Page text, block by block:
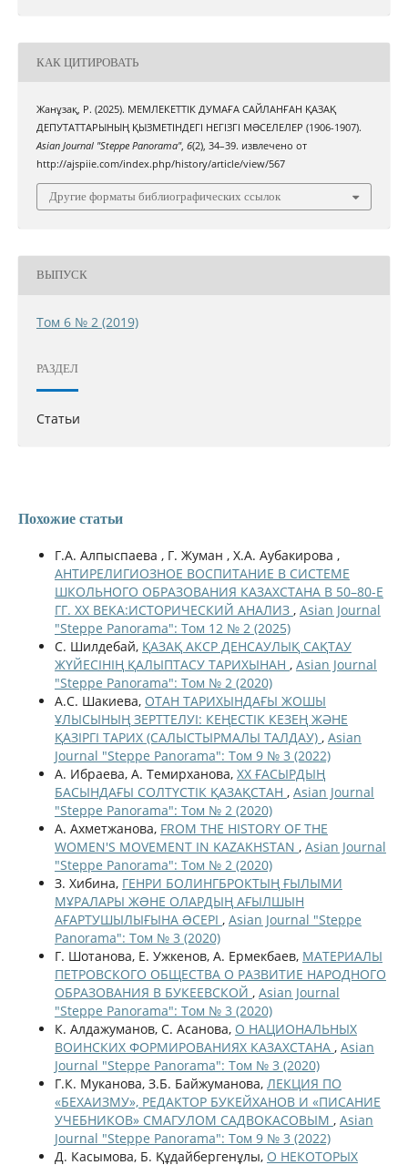
КАК ЦИТИРОВАТЬ
Жанұзақ, Р. (2025). МЕМЛЕКЕТТІК ДУМАҒА САЙЛАНҒАН ҚАЗАҚ
ДЕПУТАТТАРЫНЫҢ ҚЫЗМЕТІНДЕГІ НЕГІЗГІ МƏСЕЛЕЛЕР (1906-1907).
Asian Journal "Steppe Panorama", 6(2), 34–39. извлечено от
http://ajspiie.com/index.php/history/article/view/567
Другие форматы библиографических ссылок
ВЫПУСК
Том 6 № 2 (2019)
РАЗДЕЛ
Статьи
Похожие статьи
Г.А. Алпыспаева , Г. Жуман , Х.А. Аубакирова ,
АНТИРЕЛИГИОЗНОЕ ВОСПИТАНИЕ В СИСТЕМЕ
ШКОЛЬНОГО ОБРАЗОВАНИЯ КАЗАХСТАНА В 50–80-Е
ГГ. ХХ ВЕКА:ИСТОРИЧЕСКИЙ АНАЛИЗ , Asian Journal
"Steppe Panorama": Том 12 № 2 (2025)
С. Шилдебай, ҚАЗАҚ АКСР ДЕНСАУЛЫҚ САҚТАУ
ЖҮЙЕСІНІҢ ҚАЛЫПТАСУ ТАРИХЫНАН , Asian Journal
"Steppe Panorama": Том № 2 (2020)
А.С. Шакиева, ОТАН ТАРИХЫНДАҒЫ ЖОШЫ
ҰЛЫСЫНЫҢ ЗЕРТТЕЛУІ: КЕҢЕСТІК КЕЗЕҢ ЖӘНЕ
ҚАЗІРГІ ТАРИХ (САЛЫСТЫРМАЛЫ ТАЛДАУ) , Asian
Journal "Steppe Panorama": Том 9 № 3 (2022)
А. Ибраева, А. Темирханова, ХХ ҒАСЫРДЫҢ
БАСЫНДАҒЫ СОЛТҮСТІК ҚАЗАҚСТАН , Asian Journal
"Steppe Panorama": Том № 2 (2020)
А. Ахметжанова, FROM THE HISTORY OF THE
WOMEN'S MOVEMENT IN KAZAKHSTAN , Asian Journal
"Steppe Panorama": Том № 2 (2020)
З. Хибина, ГЕНРИ БОЛИНГБРОКТЫҢ ҒЫЛЫМИ
МҰРАЛАРЫ ЖƏНЕ ОЛАРДЫҢ АҒЫЛШЫН
АҒАРТУШЫЛЫҒЫНА ƏСЕРІ , Asian Journal "Steppe
Panorama": Том № 3 (2020)
Г. Шотанова, Е. Ужкенов, А. Ермекбаев, МАТЕРИАЛЫ
ПЕТРОВСКОГО ОБЩЕСТВА О РАЗВИТИЕ НАРОДНОГО
ОБРАЗОВАНИЯ В БУКЕЕВСКОЙ , Asian Journal
"Steppe Panorama": Том № 3 (2020)
К. Алдажуманов, С. Асанова, О НАЦИОНАЛЬНЫХ
ВОИНСКИХ ФОРМИРОВАНИЯХ КАЗАХСТАНА , Asian
Journal "Steppe Panorama": Том № 3 (2020)
Г.К. Муканова, З.Б. Байжуманова, ЛЕКЦИЯ ПО
«БЕХАИЗМУ», РЕДАКТОР БУКЕЙХАНОВ И «ПИСАНИЕ
УЧЕБНИКОВ» СМАГУЛОМ САДВОКАСОВЫМ , Asian
Journal "Steppe Panorama": Том 9 № 3 (2022)
Д. Касымова, Б. Құдайбергенұлы, О НЕКОТОРЫХ